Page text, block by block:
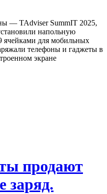
— TAdviser SummIT 2025,
напольную
ячейками для мобильных
телефоны и гаджеты в
экране
продают
заряд.